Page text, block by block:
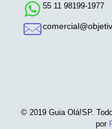
55 11 98199-1977
© 2019 Guia Olá!SP.
por